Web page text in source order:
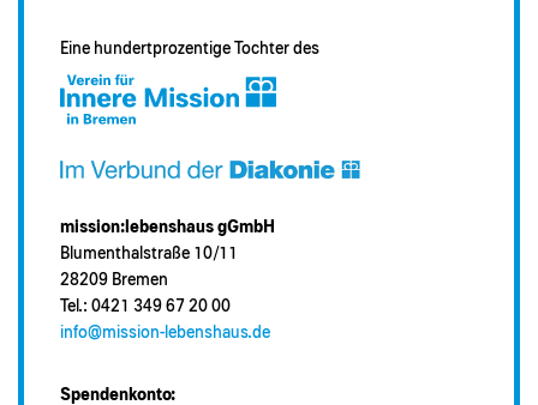
Eine hundertprozentige Tochter des
mission:lebenshaus gGmbH
Blumenthalstraße 10/11
28209 Bremen
Tel.: 0421 349 67 20 00
info@mission-lebenshaus.de
Spendenkonto: